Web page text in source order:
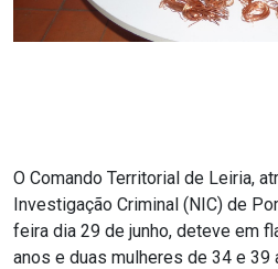
O Comando Territorial de Leiria,
Investigação Criminal (NIC) de
feira dia 29 de junho, deteve em
anos e duas mulheres de 34 e 39